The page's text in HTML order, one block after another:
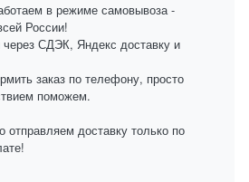
в режиме самовывоза -
России!
СДЭК, Яндекс доставку и
заказ по телефону, просто
поможем.
отправляем доставку только по